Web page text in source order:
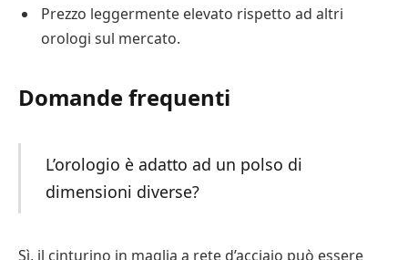
Prezzo leggermente elevato rispetto ad altri
orologi sul mercato.
Domande frequenti
L’orologio è adatto ad un polso di
dimensioni diverse?
Sì, il cinturino in maglia a rete d’acciaio può essere